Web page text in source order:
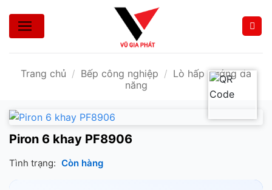
nội
Trang chủ / Bếp công nghiệp / Lò hấp nướng đa
năng
Piron 6 khay PF8906
Tình trạng: Còn hàng